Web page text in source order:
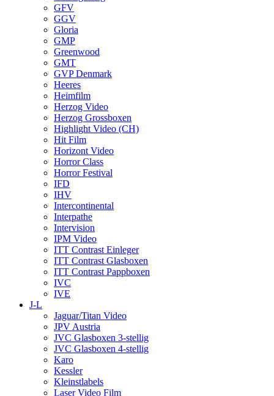
GFV
GGV
Gloria
GMP
Greenwood
GMT
GVP Denmark
Heeres
Heimfilm
Herzog Video
Herzog Grossboxen
Highlight Video (CH)
Hit Film
Horizont Video
Horror Class
Horror Festival
IFD
IHV
Intercontinental
Interpathe
Intervision
IPM Video
ITT Contrast Einleger
ITT Contrast Glasboxen
ITT Contrast Pappboxen
IVC
IVE
J-L
Jaguar/Titan Video
JPV Austria
JVC Glasboxen 3-stellig
JVC Glasboxen 4-stellig
Karo
Kessler
Kleinstlabels
Laser Video Film